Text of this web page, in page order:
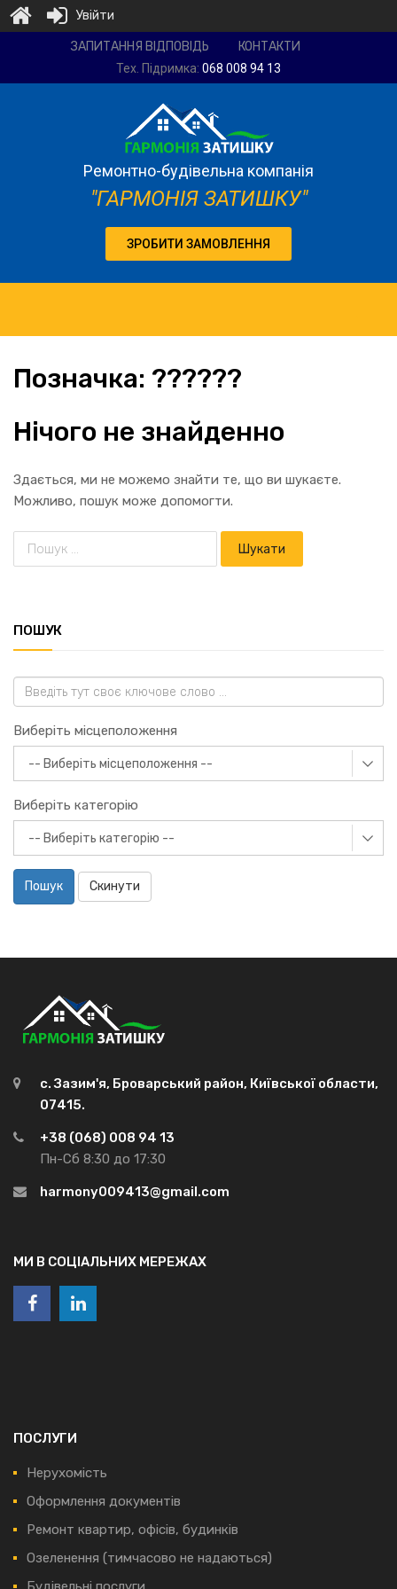
компанія
ЗАПИТАННЯ ВІДПОВІДЬ КОНТАКТИ
Тех. Підримка: 068 008 94 13
Ремонтно-будівельна компанія
"ГАРМОНІЯ ЗАТИШКУ"
ЗРОБИТИ ЗАМОВЛЕННЯ
Позначка: ??????
Нічого не знайденно
Здається, ми не можемо знайти те, що ви шукаєте.
Можливо, пошук може допомогти.
ПОШУК
Виберіть місцеположення
Виберіть категорію
Пошук Скинути
с. Зазим'я, Броварський район, Київської области,
07415.
+38 (068) 008 94 13
Пн-Сб 8:30 до 17:30
harmony009413@gmail.com
МИ В СОЦІАЛЬНИХ МЕРЕЖАХ
ПОСЛУГИ
Нерухомість
Оформлення документів
Ремонт квартир, офісів, будинків
Озеленення (тимчасово не надаються)
Увійти